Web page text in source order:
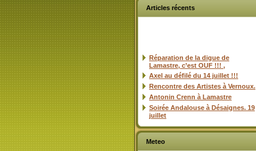
Articles récents
Réparation de la digue de
Lamastre, c’est OUF !!! ,
Axel au défilé du 14 juillet !!!
Rencontre des Artistes à Vernoux.
Antonin Crenn à Lamastre
Soirée Andalouse à Désaignes. 19
juillet
Meteo